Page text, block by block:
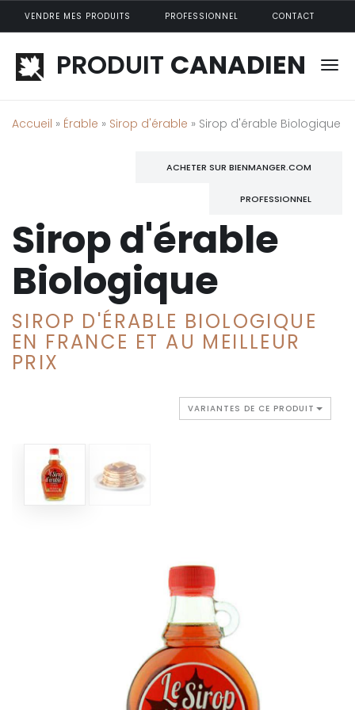
Aller au contenu principal
VENDRE MES PRODUITS PROFESSIONNEL CONTACT
PRODUIT CANADIEN
Accueil » Érable » Sirop d'érable » Sirop d'érable Biologique
ACHETER SUR BIENMANGER.COM
PROFESSIONNEL
Sirop d'érable
Biologique
SIROP D'ÉRABLE BIOLOGIQUE
EN FRANCE ET AU MEILLEUR
PRIX
VARIANTES DE CE PRODUIT